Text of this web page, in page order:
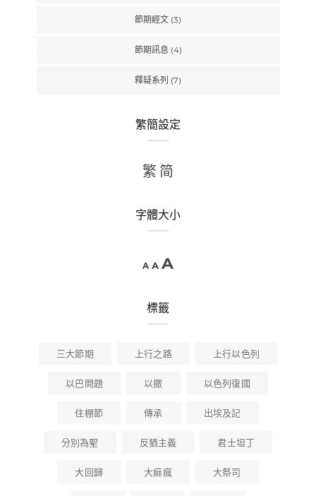
節期經文 (3)
節期訊息(4)
釋疑系列 (7)
繁簡設定
繁 简
字體大小
A A A
標籤
三大節期 上行之路
上行以色列
以巴問題
以撒
以色列復國
住棚節
傳承
出埃及記
分別為聖
反猶主義
君士坦丁
大回歸
大痲瘋
大祭司